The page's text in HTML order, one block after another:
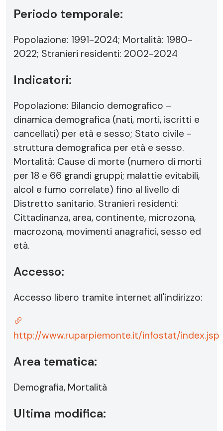
Periodo temporale:
Popolazione: 1991-2024; Mortalità: 1980-
2022; Stranieri residenti: 2002-2024
Indicatori:
Popolazione: Bilancio demografico –
dinamica demografica (nati, morti, iscritti e
cancellati) per età e sesso; Stato civile -
struttura demografica per età e sesso.
Mortalità: Cause di morte (numero di morti
per 18 e 66 grandi gruppi; malattie evitabili,
alcol e fumo correlate) fino al livello di
Distretto sanitario. Stranieri residenti:
Cittadinanza, area, continente, microzona,
macrozona, movimenti anagrafici, sesso ed
età.
Accesso:
Accesso libero tramite internet all'indirizzo:
http://www.ruparpiemonte.it/infostat/index.jsp
Area tematica:
Demografia, Mortalità
Ultima modifica: